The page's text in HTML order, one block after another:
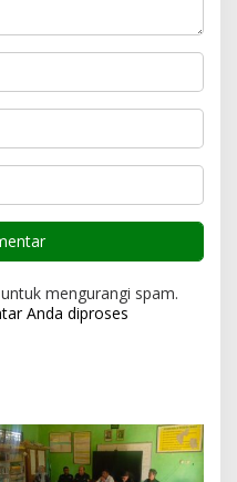
mengurangi spam.
Anda diproses